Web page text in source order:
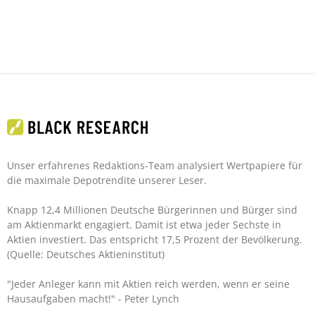
Unser erfahrenes Redaktions-Team analysiert Wertpapiere für
die maximale Depotrendite unserer Leser.
Knapp 12,4 Millionen Deutsche Bürgerinnen und Bürger sind
am Aktienmarkt engagiert. Damit ist etwa jeder Sechste in
Aktien investiert. Das entspricht 17,5 Prozent der Bevölkerung.
(Quelle: Deutsches Aktieninstitut)
"Jeder Anleger kann mit Aktien reich werden, wenn er seine
Hausaufgaben macht!" - Peter Lynch